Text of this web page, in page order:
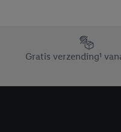
Footerelement met de
Gratis verzending¹